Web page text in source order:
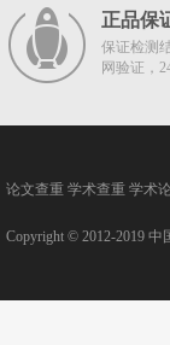
正品保
保证检测
网验证，
论文查重 学术查重 学术
Copyright © 2012-2019 中